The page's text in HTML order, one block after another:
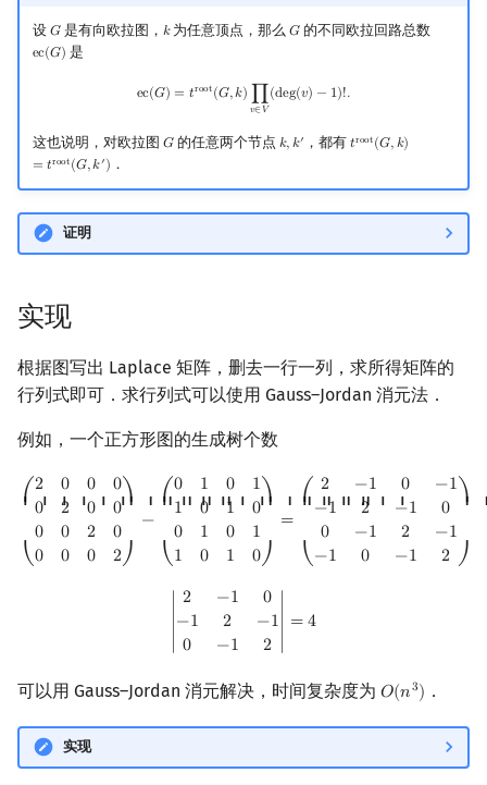
设 𝐺
G是有向欧拉图， 𝑘
k为任意顶点，那么𝐺
G 的不同欧拉回路总数
ec(𝐺)
ec(G) 是
ec(𝐺) = 𝑡root(𝐺,𝑘) ∏
𝑣∈ 𝑉
(deg(𝑣) − 1)!.
ec(G )=t root(G, k)∏ v∈V(deg(v )−1 ) !.
这也说明，对欧拉图 𝐺
G的任意两个节点 𝑘,𝑘′
k, k′ ，都有𝑡root(𝐺,𝑘)
= 𝑡root(𝐺,𝑘′)
troot(G ,k)
．
证明
实现
根据图写出 Laplace 矩阵，删去一行一列，求所得矩阵的
行列式即可．求行列式可以使用 Gauss–Jordan 消元法．
例如，一个正方形图的生成树个数
⎛⎜ ⎜ ⎜ ⎜ ⎜ ⎜
⎝
2 0 0
0
0
2 0
0
0
0 2
0
0
0 0 2
⎞
⎟ ⎟ ⎟ ⎟ ⎟ ⎟
⎠
−
⎛
⎜ ⎜ ⎜ ⎜ ⎜ ⎜
⎝
0 1 0
1
1
0 1
0
0
1 0
1
1
0 1 0
⎞
⎟ ⎟ ⎟ ⎟ ⎟ ⎟
⎠
=
⎛
⎜ ⎜ ⎜ ⎜ ⎜ ⎜
⎝
2 −1 0 −1
−1 2 −1
0
0
−1 2 −1
−1 0 −1 2
⎞⎟
⎠
200 0 00 020 02)− 01 11 100 10 10 2−1 1− 100−
2 −1
0
−1 2 −1
0
−1 2
= 4
2− −12 0−1 2
可以用 Gauss–Jordan 消元解决，时间复杂度为 𝑂(𝑛3)
O(n3) ．
实现